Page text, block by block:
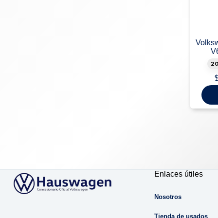
Enlaces útiles
Nosotros
Tienda de usados